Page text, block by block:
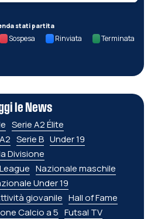
stati partita
Sospesa Rinviata Terminata
le News
Serie A2 Élite
Serie B Under 19
Divisione
Nazionale maschile
Under 19
giovanile Hall of Fame
Calcio a 5 Futsal TV